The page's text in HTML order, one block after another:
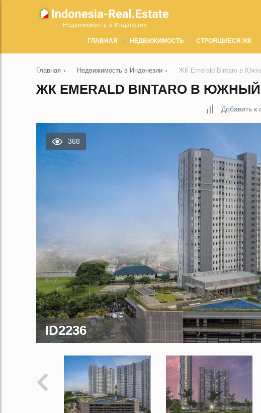
Недвижимость в Индонезии
ГЛАВНАЯ НЕДВИЖИМОСТЬ СТРОЯЩИЕСЯ ЖК
Главная › Недвижимость в Индонезии › ЖК Emerald Bintaro в
ЖК EMERALD BINTARO В
Добавить к
368
ID2236